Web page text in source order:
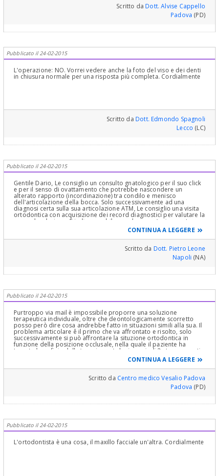
Scritto daDott. Alvise Cappello
Padova (PD)
Pubblicato il 24-02-2015
L'operazione: NO. Vorrei vedere anche la foto del viso e dei denti
in chiusura normale per una risposta più completa. Cordialmente
Scritto daDott. Edmondo Spagnoli
Lecco (LC)
Pubblicato il 24-02-2015
Gentile Dario, Le consiglio un consulto gnatologico per il suo click
e per il senso di ovattamento che potrebbe nascondere un
alterato rapporto (incordinazione) tra condilo e menisco
dell'articolazione della bocca. Solo successivamente ad una
diagnosi certa sulla sua articolazione ATM, Le consiglio una visita
ortodontica con acquisizione dei record diagnostici per valutare la
sua malocclusione. È indispensabile una documentazione extra
orale e endorale, foto del volto e dell'occlusione, lo studio delle
sue radiografie con un tracciato cefalometrico e lo studio dei
modelli. Il tutto consentirà allo specialista in Ortodonzia di
formulare una diagnosi di malocclusione scheletrica o
dentoscheletrica .... Di qui allora le sarà illustrata la terapia
ortodontica o ortodontico-chirurgica adatta a Lei. Cordialità
CONTINUA A LEGGERE
Scritto da Dott. Pietro Leone
Napoli (NA)
Pubblicato il 24-02-2015
Purtroppo via mail è impossibile proporre una soluzione
terapeutica individuale, oltre che deontologicamente scorretto
posso però dire cosa andrebbe fatto in situazioni simili alla sua. Il
problema articolare ê il primo che va affrontato e risolto, solo
successivamente si può affrontare la situzione ortodontica in
funzione della posizione occlusale, nella quale il paziente ha
trovato beneficio dalla terapia gnatologica quindi 2 step separati
e ben distinti non si può pensare di trattare la malocclusione e
conseguentemente risolvere anche i problemi articolari. Cordiali
saluti
CONTINUA A LEGGERE
Scritto da Centro medico Vesalio Padova
Padova (PD)
Pubblicato il 24-02-2015
L'ortodontista è una cosa, il maxillo facciale un'altra. Cordialmente